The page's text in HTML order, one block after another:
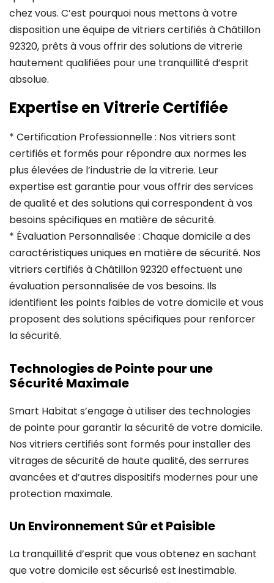
chez vous. C’est pourquoi nous mettons à votre
disposition une équipe de vitriers certifiés à Châtillon
92320, prêts à vous offrir des solutions de vitrerie
hautement qualifiées pour une tranquillité d’esprit
absolue.
Expertise en Vitrerie Certifiée
* Certification Professionnelle : Nos vitriers sont
certifiés et formés pour répondre aux normes les
plus élevées de l’industrie de la vitrerie. Leur
expertise est garantie pour vous offrir des services
de qualité et des solutions qui correspondent à vos
besoins spécifiques en matière de sécurité.
* Évaluation Personnalisée : Chaque domicile a des
caractéristiques uniques en matière de sécurité. Nos
vitriers certifiés à Châtillon 92320 effectuent une
évaluation personnalisée de vos besoins. Ils
identifient les points faibles de votre domicile et vous
proposent des solutions spécifiques pour renforcer
la sécurité.
Technologies de Pointe pour une
Sécurité Maximale
Smart Habitat s’engage à utiliser des technologies
de pointe pour garantir la sécurité de votre domicile.
Nos vitriers certifiés sont formés pour installer des
vitrages de sécurité de haute qualité, des serrures
avancées et d’autres dispositifs modernes pour une
protection maximale.
Un Environnement Sûr et Paisible
La tranquillité d’esprit que vous obtenez en sachant
que votre domicile est sécurisé est inestimable.